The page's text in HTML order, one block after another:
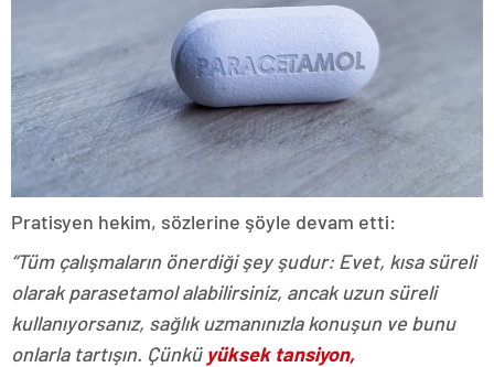
Pratisyen hekim, sözlerine şöyle devam etti:
“Tüm çalışmaların önerdiği şey şudur: Evet, kısa süreli
olarak parasetamol alabilirsiniz, ancak uzun süreli
kullanıyorsanız, sağlık uzmanınızla konuşun ve bunu
onlarla tartışın. Çünkü yüksek tansiyon,